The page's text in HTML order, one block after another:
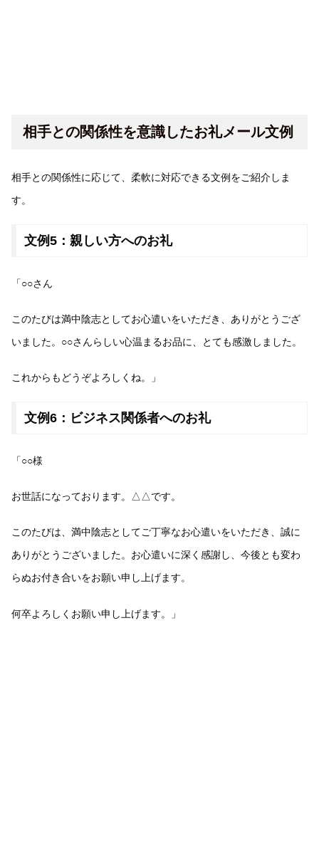
相手との関係性を意識したお礼メール文例
相手との関係性に応じて、柔軟に対応できる文例をご紹介しま
す。
文例5：親しい方へのお礼
「○○さん
このたびは満中陰志としてお心遣いをいただき、ありがとうござ
いました。○○さんらしい心温まるお品に、とても感激しました。
これからもどうぞよろしくね。」
文例6：ビジネス関係者へのお礼
「○○様
お世話になっております。△△です。
このたびは、満中陰志としてご丁寧なお心遣いをいただき、誠に
ありがとうございました。お心遣いに深く感謝し、今後とも変わ
らぬお付き合いをお願い申し上げます。
何卒よろしくお願い申し上げます。」